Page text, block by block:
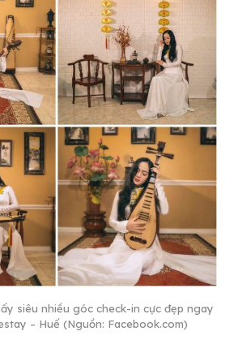
siêu nhiều góc check-in cực đẹp ngay
– Huế (Nguồn: Facebook.com)